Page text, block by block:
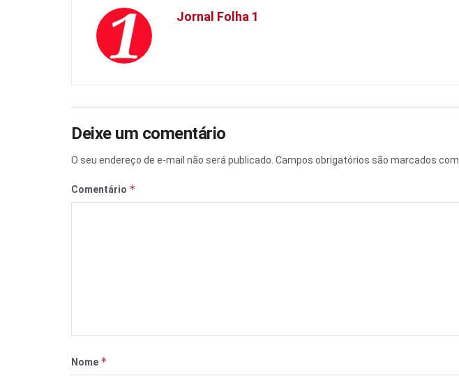
Jornal Folha 1
Deixe um comentário
O seu endereço de e-mail não será publicado. Campos obrigatórios são marcados com
Comentário *
Nome *